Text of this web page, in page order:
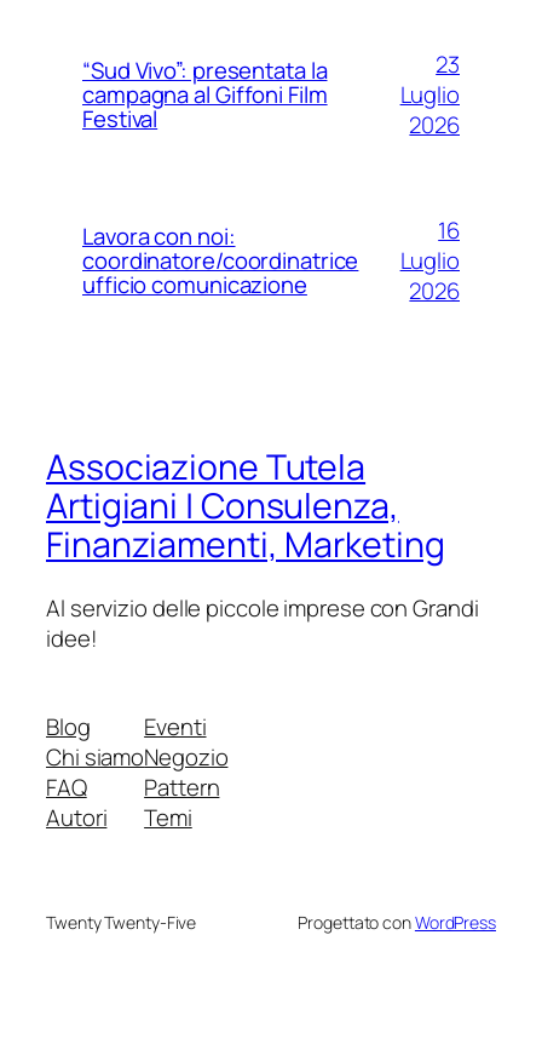
“Sud Vivo”: presentata la
campagna al Giffoni Film
Festival
23
Luglio
2026
Lavora con noi:
coordinatore/coordinatrice
ufficio comunicazione
16
Luglio
2026
Associazione Tutela
Artigiani | Consulenza,
Finanziamenti, Marketing
Al servizio delle piccole imprese con Grandi
idee!
Blog
Chi siamo
FAQ
Autori
Eventi
Negozio
Pattern
Temi
Twenty Twenty-Five Progettato conWordPress